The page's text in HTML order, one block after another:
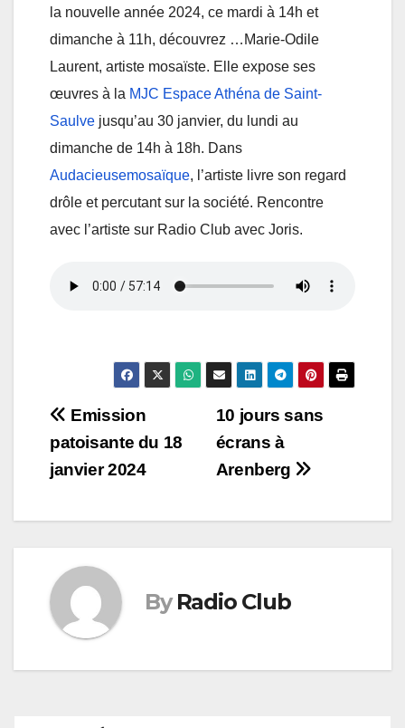
la nouvelle année 2024, ce mardi à 14h et
dimanche à 11h, découvrez …Marie-Odile
Laurent, artiste mosaïste. Elle expose ses
œuvres à la MJC Espace Athéna de Saint-
Saulve jusqu’au 30 janvier, du lundi au
dimanche de 14h à 18h. Dans
Audacieusemosaïque, l’artiste livre son regard
drôle et percutant sur la société. Rencontre
avec l’artiste sur Radio Club avec Joris.
Navigation
de
10 jours sans
écrans à
Arenberg
Emission
patoisante du 18
janvier 2024
By Radio Club